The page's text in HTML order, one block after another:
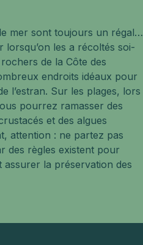
mer sont toujours un régal…
les a récoltés soi-
de la Côte des
endroits idéaux pour
l’estran. Sur les plages, lors
pourrez ramasser des
et des algues
attention : ne partez pas
des règles existent pour
la préservation des